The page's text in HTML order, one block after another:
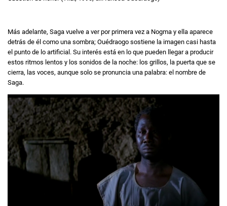
Más adelante, Saga vuelve a ver por primera vez a Nogma y ella aparece
detrás de él como una sombra; Ouédraogo sostiene la imagen casi hasta
el punto de lo artificial. Su interés está en lo que pueden llegar a producir
estos ritmos lentos y los sonidos de la noche: los grillos, la puerta que se
cierra, las voces, aunque solo se pronuncia una palabra: el nombre de
Saga.